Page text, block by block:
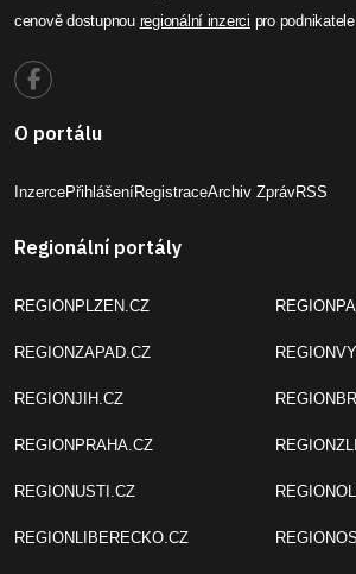
cenově dostupnou regionální inzerci pro
O portálu
InzercePřihlášeníRegistraceArchiv ZprávRSS
Regionální portály
REGIONPLZEN.CZ
REGIONZAPAD.CZ
REGIONJIH.CZ
REGIONPRAHA.CZ
REGIONUSTI.CZ
REGIONLIBERECKO.CZ